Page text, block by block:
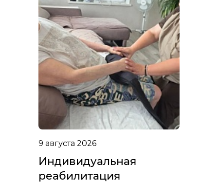
9 августа 2026
Индивидуальная
реабилитация